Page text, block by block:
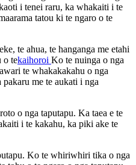
i tenei raru, ka whakaiti i te
tatou ki te ngaro o te
te ahua, te hanganga me etahi
o tekaihoroi Ko te nuinga o nga
te whakakakahu o nga
me te aukati i nga
o nga taputapu. Ka taea e te
i te kakahu, ka piki ake te
Ko te whiriwhiri tika o nga